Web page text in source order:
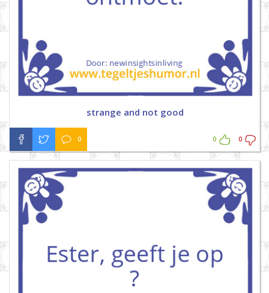
strange and not good
0 0 0